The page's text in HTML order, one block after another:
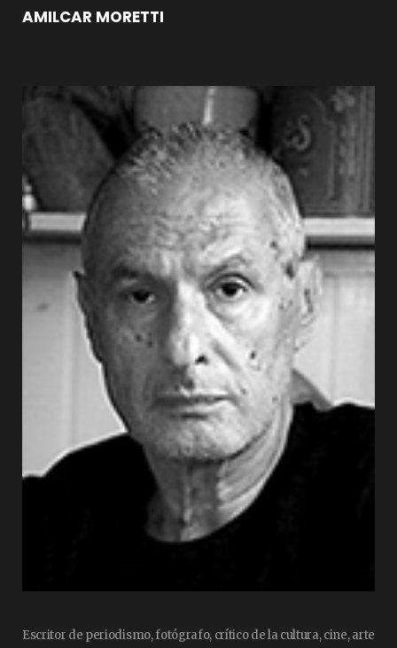
AMILCAR MORETTI
Escritor de periodismo, fotógrafo, crítico de la cultura, cine, arte